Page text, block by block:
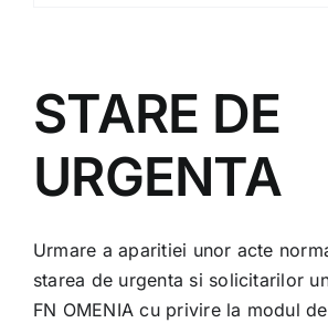
STARE DE
URGENTA
Urmare a aparitiei unor acte
starea de urgenta si solicitarilor
FN OMENIA cu privire la modul